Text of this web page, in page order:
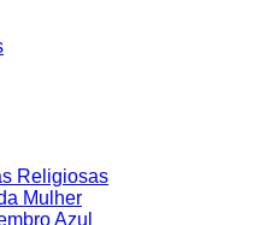
Religiosas
Mulher
Azul